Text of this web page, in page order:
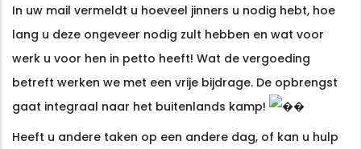
När det kommer till högkvalitativ spelunderhållning online ärSlotV
förtroende hos spelare världen över. Plattformen erbjuder en
upplevelse med rättvist spel och snabba laddningstider på alla
In uw mail vermeldt u hoeveel jinners u nodig hebt, hoe
lang u deze ongeveer nodig zult hebben en wat voor
werk u voor hen in petto heeft! Wat de vergoeding
betreft werken we met een vrije bijdrage. De opbrengst
gaat integraal naar het buitenlands kamp!
Heeft u andere taken op een andere dag, of kan u hulp